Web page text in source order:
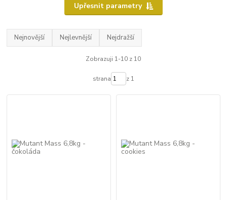
Upřesnit parametry
Nejnovější Nejlevnější Nejdražší
Zobrazuji 1-10 z 10
strana z 1